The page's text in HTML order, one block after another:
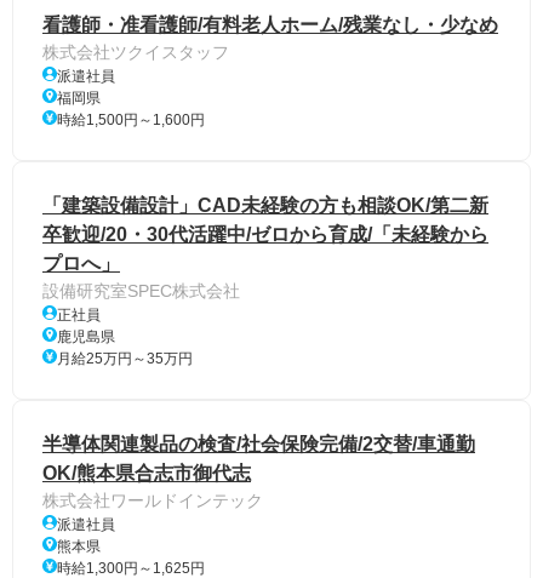
看護師・准看護師/有料老人ホーム/残業なし・少なめ
株式会社ツクイスタッフ
派遣社員
福岡県
時給1,500円～1,600円
「建築設備設計」CAD未経験の方も相談OK/第二新
卒歓迎/20・30代活躍中/ゼロから育成/「未経験から
プロへ」
設備研究室SPEC株式会社
正社員
鹿児島県
月給25万円～35万円
半導体関連製品の検査/社会保険完備/2交替/車通勤
OK/熊本県合志市御代志
株式会社ワールドインテック
派遣社員
熊本県
時給1,300円～1,625円